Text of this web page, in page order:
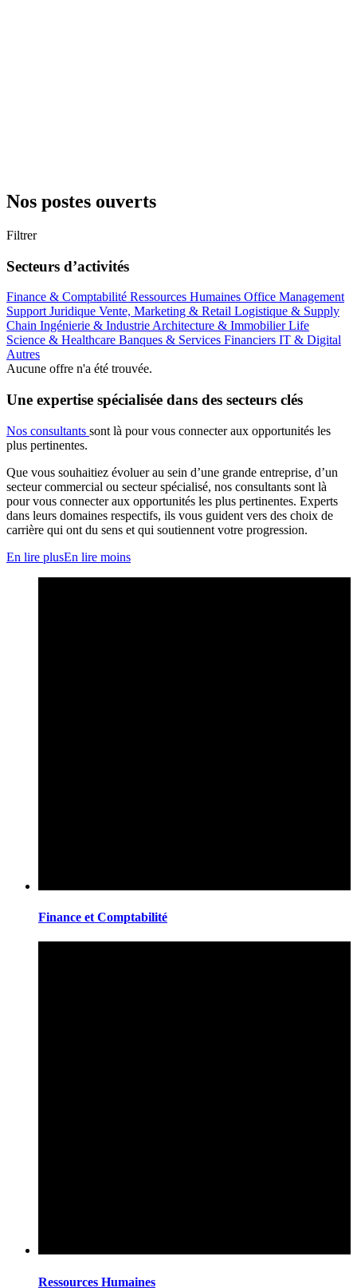
Nos postes ouverts
Filtrer
Secteurs d’activités
Finance & Comptabilité Ressources Humaines Office Management
SupportJuridique Vente, Marketing & Retail Logistique & Supply
Chain Ingénierie & IndustrieArchitecture & ImmobilierLife
Science & Healthcare Banques & Services Financiers IT & Digital
Autres
Aucune offre n'a été trouvée.
Une expertise spécialisée dans des secteurs clés
Nos consultants sont là pour vous connecter aux opportunités les
plus pertinentes.
Que vous souhaitiez évoluer au sein d’une grande entreprise, d’un
secteur commercial ou secteur spécialisé, nos consultants sont là
pour vous connecter aux opportunités les plus pertinentes. Experts
dans leurs domaines respectifs, ils vous guident vers des choix de
carrière qui ont du sens et qui soutiennent votre progression.
En lire plusEn lire moins
Finance et Comptabilité
Ressources Humaines